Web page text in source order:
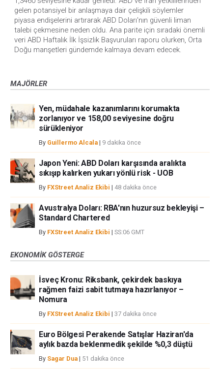
gelen potansiyel bir anlaşmaya dair çelişkili söylemler
piyasa endişelerini artırarak ABD Doları'nın güvenli liman
talebi çekmesine neden oldu. Ana parite için sıradaki önemli
veri ABD Haftalık İlk İşsizlik Başvuruları raporu olurken, Orta
Doğu manşetleri gündemde kalmaya devam edecek.
MAJÖRLER
Yen, müdahale kazanımlarını korumakta
zorlanıyor ve 158,00 seviyesine doğru
sürükleniyor
By Guillermo Alcala | 9 dakika önce
Japon Yeni: ABD Doları karşısında aralıkta
sıkışıp kalırken yukarı yönlü risk - UOB
By FXStreet Analiz Ekibi | 48 dakika önce
Avustralya Doları: RBA'nın huzursuz bekleyişi –
Standard Chartered
By FXStreet Analiz Ekibi | SS:06 GMT
EKONOMIK GÖSTERGE
İsveç Kronu: Riksbank, çekirdek baskıya
rağmen faizi sabit tutmaya hazırlanıyor –
Nomura
By FXStreet Analiz Ekibi | 37 dakika önce
Euro Bölgesi Perakende Satışlar Haziran'da
aylık bazda beklenmedik şekilde %0,3 düştü
By Sagar Dua | 51 dakika önce